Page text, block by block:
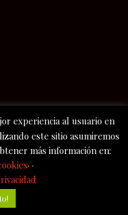
experiencia al usuario en
este sitio asumiremos
más información en:
· ·